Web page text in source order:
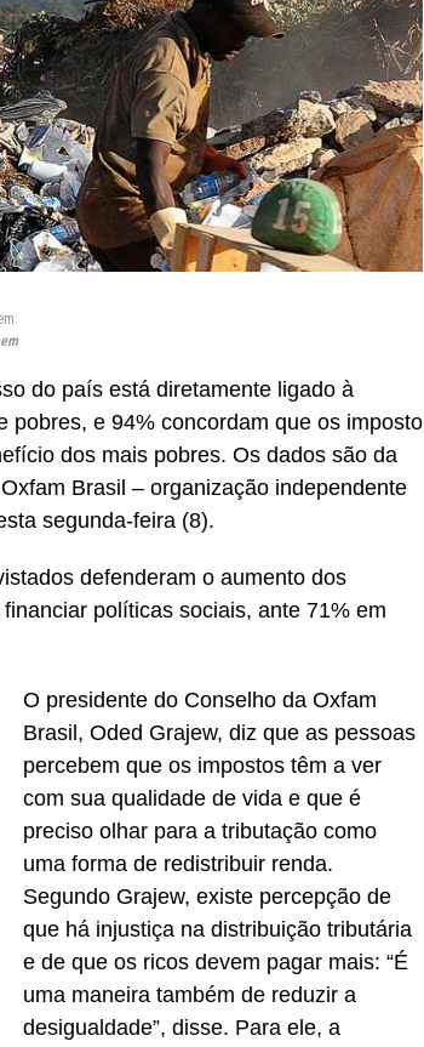
do país está diretamente ligado à
pobres, e 94% concordam que os imposto
dos mais pobres. Os dados são da
Brasil – organização independente
segunda-feira (8).
defenderam o aumento dos
políticas sociais, ante 71% em
O presidente do Conselho da Oxfam
Brasil, Oded Grajew, diz que as pessoas
percebem que os impostos têm a ver
com sua qualidade de vida e que é
preciso olhar para a tributação como
uma forma de redistribuir renda.
Segundo Grajew, existe percepção de
que há injustiça na distribuição tributária
e de que os ricos devem pagar mais: “É
uma maneira também de reduzir a
desigualdade”, disse. Para ele, a